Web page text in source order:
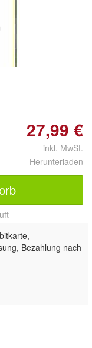
27,99 €
inkl. MwSt.
Herunterladen
Bezahlung nach